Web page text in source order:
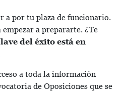
a por tu plaza de funcionario.
a prepararte. ¿Te
del éxito está en
a toda la información
de Oposiciones que se